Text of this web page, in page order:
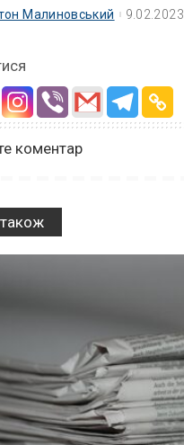
Малиновський 9.02.2023
коментар